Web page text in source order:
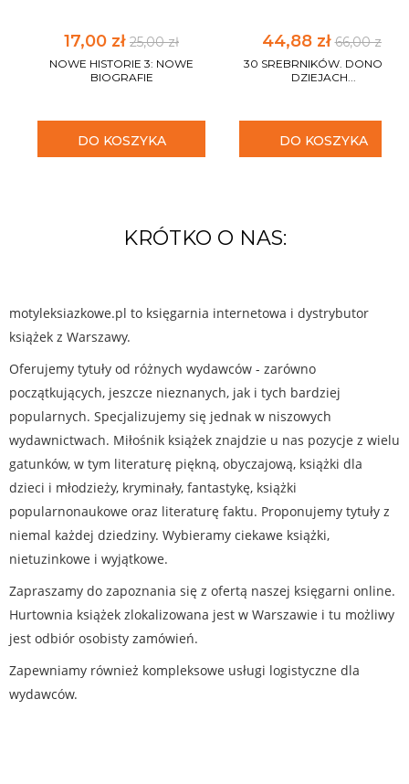
17,00 zł 25,00 zł
NOWE HISTORIE 3: NOWE
BIOGRAFIE
DO KOSZYKA
44,88 zł66,00 zł
30 SREBRNIKÓW. DONOS W
DZIEJACH...
DO KOSZYKA
KRÓTKO O NAS:
motyleksiazkowe.pl to księgarnia internetowa i dystrybutor
książek z Warszawy.
Oferujemy tytuły od różnych wydawców - zarówno
początkujących, jeszcze nieznanych, jak i tych bardziej
popularnych. Specjalizujemy się jednak w niszowych
wydawnictwach. Miłośnik książek znajdzie u nas pozycje z wielu
gatunków, w tym literaturę piękną, obyczajową, książki dla
dzieci i młodzieży, kryminały, fantastykę, książki
popularnonaukowe oraz literaturę faktu. Proponujemy tytuły z
niemal każdej dziedziny. Wybieramy ciekawe książki,
nietuzinkowe i wyjątkowe.
Zapraszamy do zapoznania się z ofertą naszej księgarni online.
Hurtownia książek zlokalizowana jest w Warszawie i tu możliwy
jest odbiór osobisty zamówień.
Zapewniamy również kompleksowe usługi logistyczne dla
wydawców.